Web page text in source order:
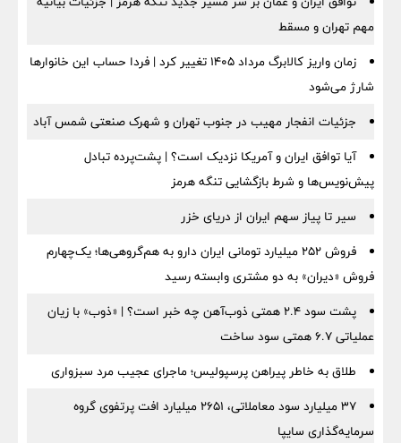
مهم تهران و مسقط
زمان واریز کالابرگ مرداد ۱۴۰۵ تغییر کرد | فردا حساب این خانوارها
شارژ می‌شود
جزئیات انفجار مهیب در جنوب تهران و شهرک صنعتی شمس آباد
آیا توافق ایران و آمریکا نزدیک است؟ | پشت‌پرده تبادل
پیش‌نویس‌ها و شرط بازگشایی تنگه هرمز
سیر تا پیاز سهم ایران از دریای خزر
فروش ۲۵۲ میلیارد تومانی ایران دارو به هم‌گروهی‌ها؛ یک‌چهارم
فروش «دیران» به دو مشتری وابسته رسید
پشت سود ۲.۴ همتی ذوب‌آهن چه خبر است؟ | «ذوب» با زیان
عملیاتی ۶.۷ همتی سود ساخت
طلاق به خاطر پیراهن پرسپولیس؛ ماجرای عجیب مرد سبزواری
۳۷ میلیارد سود معاملاتی، ۲۶۵۱ میلیارد افت پرتفوی گروه
سرمایه‌گذاری سایپا